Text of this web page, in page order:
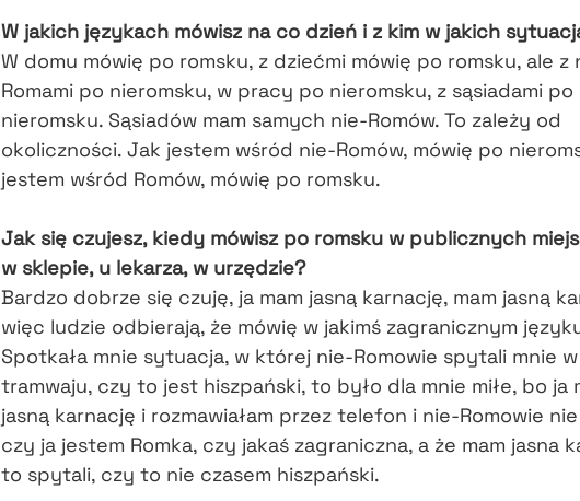
W jakich językach mówisz na co dzień i z kim w jakich
W domu mówię po romsku, z dziećmi mówię po romsku, ale z
Romami po nieromsku, w pracy po nieromsku, z sąsiadami po
nieromsku. Sąsiadów mam samych nie-Romów. To zależy od
okoliczności. Jak jestem wśród nie-Romów, mówię po
jestem wśród Romów, mówię po romsku.
Jak się czujesz, kiedy mówisz po romsku w publicznych
w sklepie, u lekarza, w urzędzie?
Bardzo dobrze się czuję, ja mam jasną karnację, mam jasną
więc ludzie odbierają, że mówię w jakimś zagranicznym
Spotkała mnie sytuacja, w której nie-Romowie spytali mnie w
tramwaju, czy to jest hiszpański, to było dla mnie miłe, bo ja
jasną karnację i rozmawiałam przez telefon i nie-Romowie
czy ja jestem Romka, czy jakaś zagraniczna, a że mam jasna
to spytali, czy to nie czasem hiszpański.